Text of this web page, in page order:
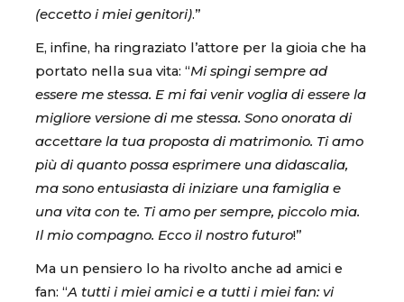
(eccetto i miei genitori).”
E, infine, ha ringraziato l’attore per la gioia che ha
portato nella sua vita: “Mi spingi sempre ad
essere me stessa. E mi fai venir voglia di essere la
migliore versione di me stessa. Sono onorata di
accettare la tua proposta di matrimonio. Ti amo
più di quanto possa esprimere una didascalia,
ma sono entusiasta di iniziare una famiglia e
una vita con te. Ti amo per sempre, piccolo mia.
Il mio compagno. Ecco il nostro futuro!”
Ma un pensiero lo ha rivolto anche ad amici e
fan: “A tutti i miei amici e a tutti i miei fan: vi